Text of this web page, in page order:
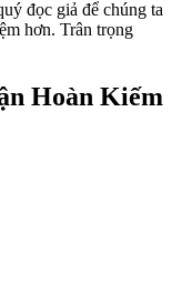
đọc giả để chúng ta
hơn. Trân trọng
Hoàn Kiếm